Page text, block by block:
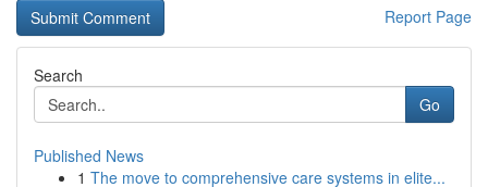
Report Page
Search
Go
Published News
1 The move to comprehensive care systems in elite...